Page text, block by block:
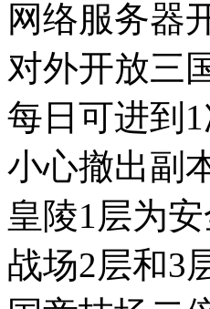
网络服务器
对外开放三
每日可进到
小心撤出副
皇陵1层为
战场2层和3